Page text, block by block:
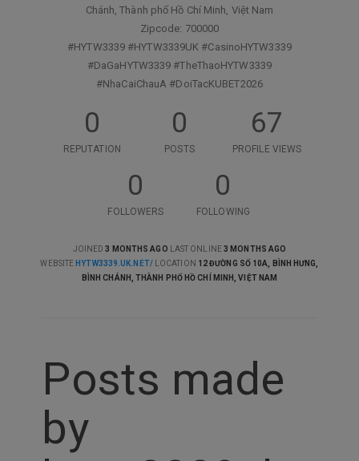
Chánh, Thành phố Hồ Chí Minh, Việt Nam
Zipcode: 700000
#HYTW3339 #HYTW3339UK #CasinoHYTW3339
#DaGaHYTW3339 #TheThaoHYTW3339
#NhaCaiChauA #DoiTacKUBET2026
0
REPUTATION
0
POSTS
67
PROFILE VIEWS
0
FOLLOWERS
0
FOLLOWING
JOINED 3 MONTHS AGO LAST ONLINE3 MONTHS AGO
WEBSITE HYTW3339.UK.NET/ LOCATION 12 ĐƯỜNG SỐ 10A, BÌNH HƯNG,
BÌNH CHÁNH, THÀNH PHỐ HỒ CHÍ MINH, VIỆT NAM
Posts made
by